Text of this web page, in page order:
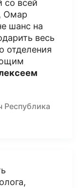
со всей
Омар
шанс на
весь
отделения
Республика